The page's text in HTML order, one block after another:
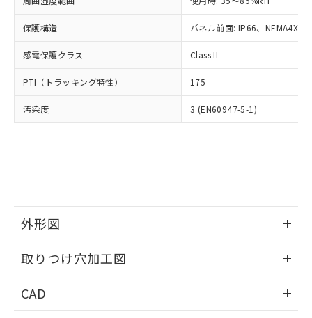
保護構造 パネル前面: IP66、NEMA4X,
感電保護クラス Class II
PTI（トラッキング特性） 175
汚染度 3 (EN60947-5-1)
外形図
取りつけ穴加工図
CAD
お客様が当ウェブサイト上で当社にご
登録された部品リストについて、当社
および当社の共同利用者が、当社の製
品・サービスに関するお客様との取
引・商談に必要な範囲で利用すること
をご了承ください。
※当社の共同利用者とは、"個人情報
の「1.共同利
用者の範囲」に記載されている法人を
※3 非含有証明書ダウンロード
下記の非含有証明書をダウンロードするこ
とができます。
EU RoHS指令（10物質）の非含有証明書
51物質の非含有証明書（当社基準）
※本証明書は発行日時点で非含有を証明す
欄に対応日を記載しておりました。
既に当社にて対応品への在庫切替を完了
り、2022年1月12日より割愛しておりま
す。